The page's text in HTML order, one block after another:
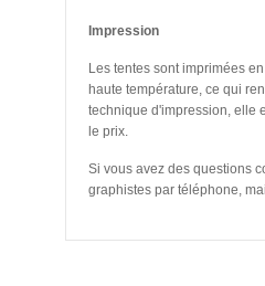
Impression
Les tentes sont imprimées
haute température, ce qui
technique d'impression, elle
le prix.
Si vous avez des questions
graphistes par téléphone,